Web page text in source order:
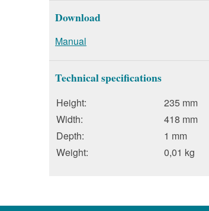
Download
Manual
Technical specifications
Height:
235 mm
Width:
418 mm
Depth:
1 mm
Weight:
0,01 kg